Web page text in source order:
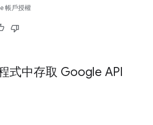
帳戶授權
式中存取 Google API